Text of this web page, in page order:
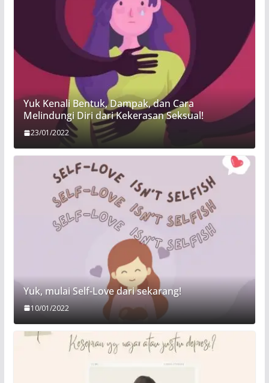
Yuk Kenali Bentuk, Dampak, dan Cara
Melindungi Diri dari Kekerasan Seksual!
23/01/2022
Yuk, mulai Self-Love dari sekarang!
10/01/2022